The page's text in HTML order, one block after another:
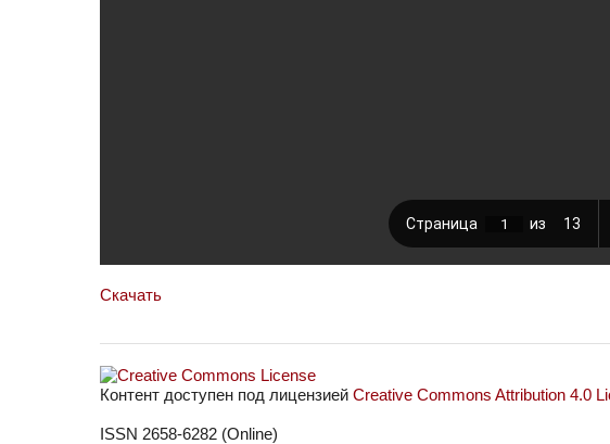
Скачать
Контент доступен под лицензией Creative Commons Attribution 4.0
ISSN 2658-6282 (Online)